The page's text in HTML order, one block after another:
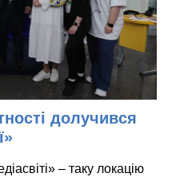
долучився
– таку локацію